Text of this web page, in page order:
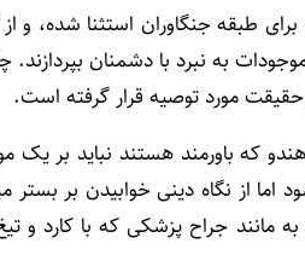
طبقه جنگاوران استثنا شده، و
به نبرد با دشمنان بپردازند.
مورد توصیه قرار گرفته است.
باورمند هستند نباید بر یک
از نگاه دینی خوابیدن بر
جراح پزشکی که با کارد و